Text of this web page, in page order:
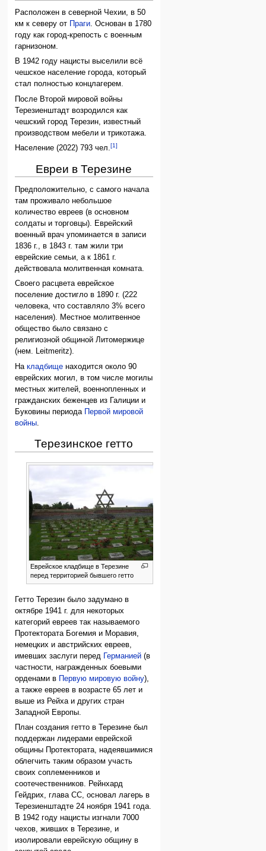
Расположен в северной Чехии, в 50
км к северу от
Праги. Основан в 1780
году как город-крепость с военным
гарнизоном.
В 1942 году нацисты выселили всё
чешское население города, который
стал полностью концлагерем.
После Второй мировой войны
Терезиенштадт возродился как
чешский город Терезин, известный
производством мебели и трикотажа.
Население (2022) 793 чел.[1]
Евреи в Терезине
Предположительно, с самого начала
там проживало небольшое
количество евреев (в основном
солдаты и торговцы). Еврейский
военный врач упоминается в записи
1836 г., в 1843 г. там жили три
еврейские семьи, а к 1861 г.
действовала молитвенная комната.
Своего расцвета еврейское
поселение достигло в 1890 г. (222
человека, что составляло 3% всего
населения). Местное молитвенное
общество было связано с
религиозной общиной Литомержице
(нем. Leitmeritz).
Накладбище находится около 90
еврейских могил, в том числе могилы
местных жителей, военнопленных и
гражданских беженцев из Галиции и
Буковины периода Первой мировой
войны
Терезинское гетто
Еврейское кладбище в Терезине
перед территорией бывшего гетто
Гетто Терезин было задумано в
октябре 1941 г. для некоторых
категорий евреев так называемого
Протектората Богемия и Моравия,
немецких и австрийских евреев,
имевших заслуги перед
Германией (в
частности, награжденных боевыми
орденами в
Первую мировую войну),
а также евреев в возрасте 65 лет и
выше из Рейха и других стран
Западной Европы.
План создания гетто в Терезине был
поддержан лидерами еврейской
общины Протектората, надеявшимися
облегчить таким образом участь
своих соплеменников и
соотечественников. Рейнхард
Гейдрих, глава СС, основал лагерь в
Терезиенштадте 24 ноября 1941 года.
В 1942 году нацисты изгнали 7000
чехов, живших в Терезине, и
изолировали еврейскую общину в